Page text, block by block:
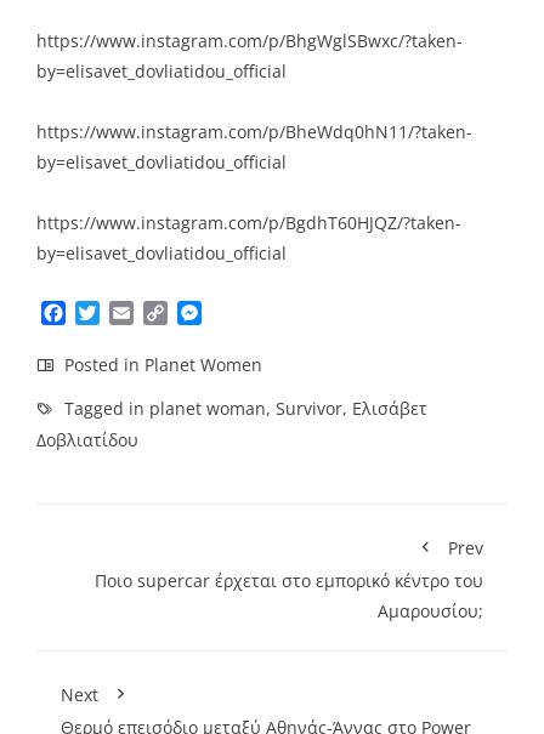
https://www.instagram.com/p/BhgWglSBwxc/?taken-
by=elisavet_dovliatidou_official
https://www.instagram.com/p/BheWdq0hN11/?taken-
by=elisavet_dovliatidou_official
https://www.instagram.com/p/BgdhT60HJQZ/?taken-
by=elisavet_dovliatidou_official
Facebook
TwitterEmailCopy
Posted in Planet Women
Tagged in planet woman, Survivor, Ελισάβετ
Δοβλιατίδου
Prev
Ποιο supercar έρχεται στο εμπορικό κέντρο του
Αμαρουσίου;
Next
Θερμό επεισόδιο μεταξύ Αθηνάς-Άννας στο Power